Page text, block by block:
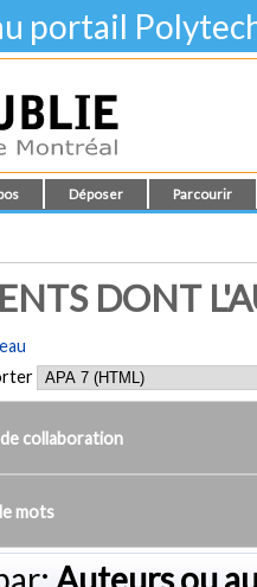
portail
Déposer Parcourir
DONT
de collaboration
mots
Auteurs ou